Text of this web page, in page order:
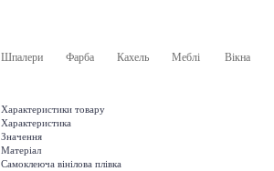
Шпалери Фарба Кахель Меблі Вікна
Характеристики товару
Характеристика
Значення
Матеріал
Самоклеюча вінілова плівка